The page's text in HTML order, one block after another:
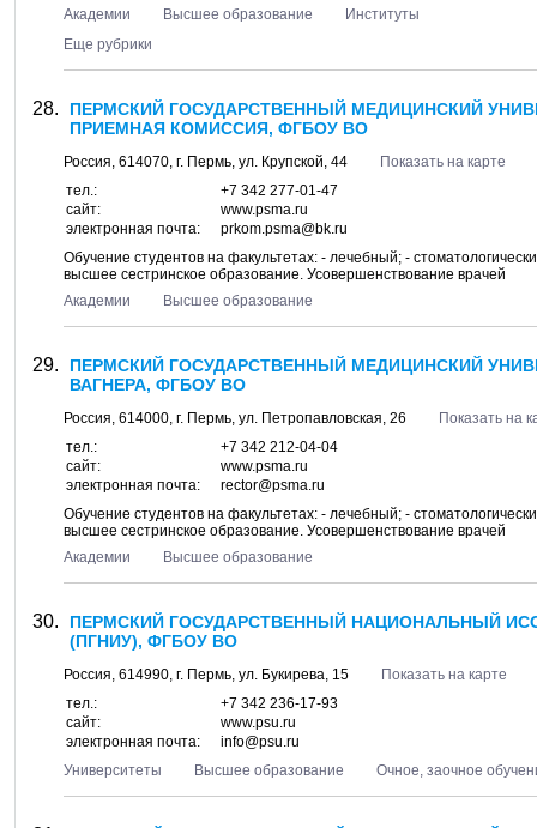
Академии
Высшее образование
Институты
Еще рубрики
ПЕРМСКИЙ ГОСУДАРСТВЕННЫЙ МЕДИЦИНСКИЙ
ПРИЕМНАЯ КОМИССИЯ, ФГБОУ ВО
Россия, 614070, г. Пермь, ул. Крупской, 44
Показать на карте
тел.:
+7 342 277-01-47
сайт:
www.psma.ru
электронная почта:
prkom.psma@bk.ru
Обучение студентов на факультетах: - лечебный; -
высшее сестринское образование. Усовершенствование врачей
Академии
Высшее образование
ПЕРМСКИЙ ГОСУДАРСТВЕННЫЙ МЕДИЦИНСКИЙ
ВАГНЕРА, ФГБОУ ВО
Россия, 614000, г. Пермь, ул. Петропавловская, 26
Показать на
тел.:
+7 342 212-04-04
сайт:
www.psma.ru
электронная почта:
rector@psma.ru
Обучение студентов на факультетах: - лечебный; -
высшее сестринское образование. Усовершенствование врачей
Академии
Высшее образование
ПЕРМСКИЙ ГОСУДАРСТВЕННЫЙ НАЦИОНАЛЬНЫЙ
(ПГНИУ), ФГБОУ ВО
Россия, 614990, г. Пермь, ул. Букирева, 15
Показать на карте
тел.:
+7 342 236-17-93
сайт:
www.psu.ru
электронная почта:
info@psu.ru
Университеты
Высшее образование Очное, заочное